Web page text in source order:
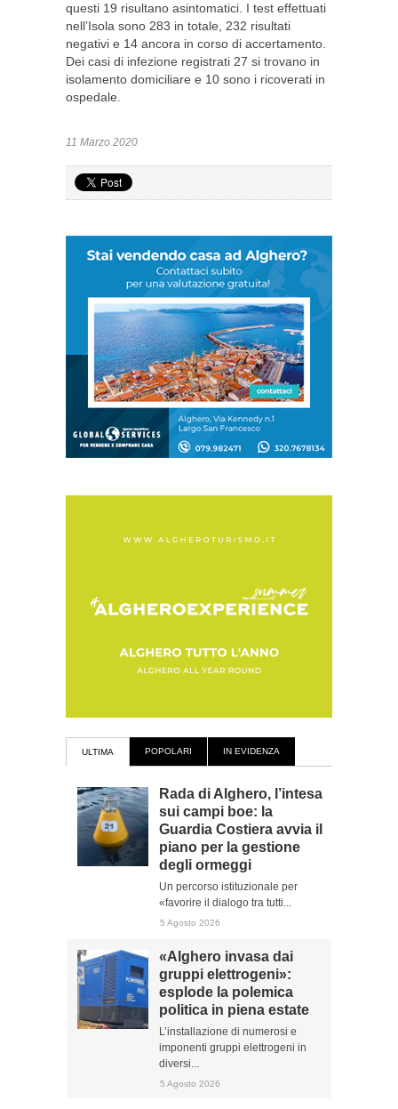
questi 19 risultano asintomatici. I test effettuati
nell’Isola sono 283 in totale, 232 risultati
negativi e 14 ancora in corso di accertamento.
Dei casi di infezione registrati 27 si trovano in
isolamento domiciliare e 10 sono i ricoverati in
ospedale.
11 Marzo 2020
ULTIMA POPOLARI IN EVIDENZA
Rada di Alghero, l’intesa
sui campi boe: la
Guardia Costiera avvia il
piano per la gestione
degli ormeggi
Un percorso istituzionale per
«favorire il dialogo tra tutti...
5 Agosto 2026
«Alghero invasa dai
gruppi elettrogeni»:
esplode la polemica
politica in piena estate
L’installazione di numerosi e
imponenti gruppi elettrogeni in
diversi...
5 Agosto 2026